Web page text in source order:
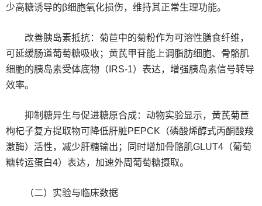
少高糖诱导的β细胞氧化损伤，维持其正常生理功能。
改善胰岛素抵抗：菊苣中的菊粉作为可溶性膳食纤维，
可延缓肠道葡萄糖吸收；黄芪甲苷能上调脂肪细胞、骨骼肌
细胞的胰岛素受体底物（IRS-1）表达，增强胰岛素信号转导
效率。
抑制糖异生与促进糖原合成：动物实验显示，黄芪菊苣
枸杞子复方提取物可降低肝脏PEPCK（磷酸烯醇式丙酮酸羧
激酶）活性，减少肝糖输出；同时增加骨骼肌GLUT4（葡萄
糖转运蛋白4）表达，加速外周葡萄糖摄取。
（二）实验与临床数据